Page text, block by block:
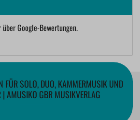
Google-Bewertungen.
FÜR SOLO, DUO, KAMMERMUSIK UND
| AMUSIKO GBR MUSIKVERLAG